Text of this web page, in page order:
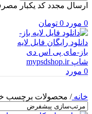
ارسال مجدد کد یکبار
0 مورد 0 تومان
0 مورد
خانه/ محصولات برچسب